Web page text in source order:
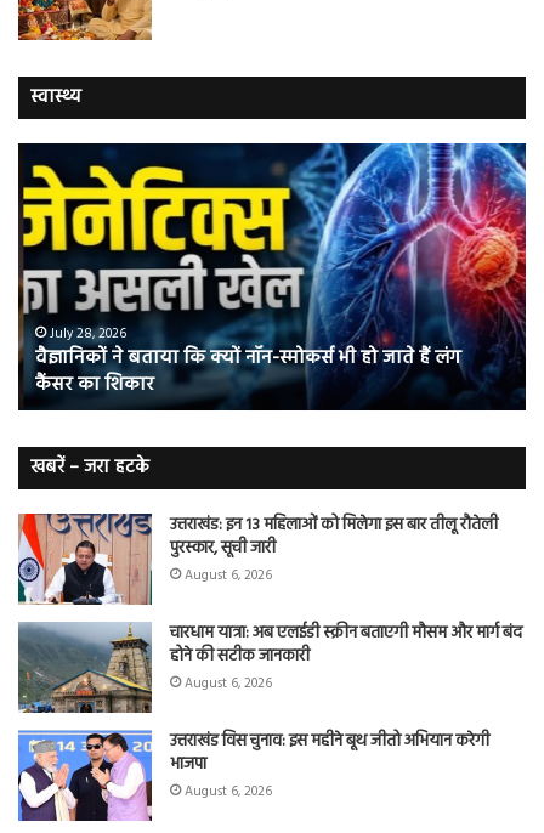
स्वास्थ्य
ने
बताया
कि
क्यों
नॉन-
स्मोकर्स
भी
हो
जाते
हैं
कैंसर का
शिकार
July 28, 2026
वैज्ञानिकों ने बताया कि क्यों नॉन-स्मोकर्स भी हो जाते हैं लंग
कैंसर का शिकार
में
की
खबरें – जरा हटके
उत्तराखंड: इन 13 महिलाओं को मिलेगा इस बार तीलू रौतेली
पुरस्कार, सूची जारी
August 6, 2026
चारधाम यात्रा: अब एलईडी स्क्रीन बताएगी मौसम और मार्ग बंद
होने की सटीक जानकारी
August 6, 2026
उत्तराखंड विस चुनाव: इस महीने बूथ जीतो अभियान करेगी
भाजपा
August 6, 2026